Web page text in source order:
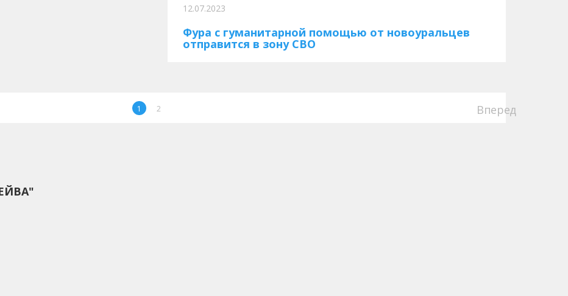
12.07.2023
Фура с гуманитарной помощью от новоуральцев
отправится в зону СВО
1 2 Вперед